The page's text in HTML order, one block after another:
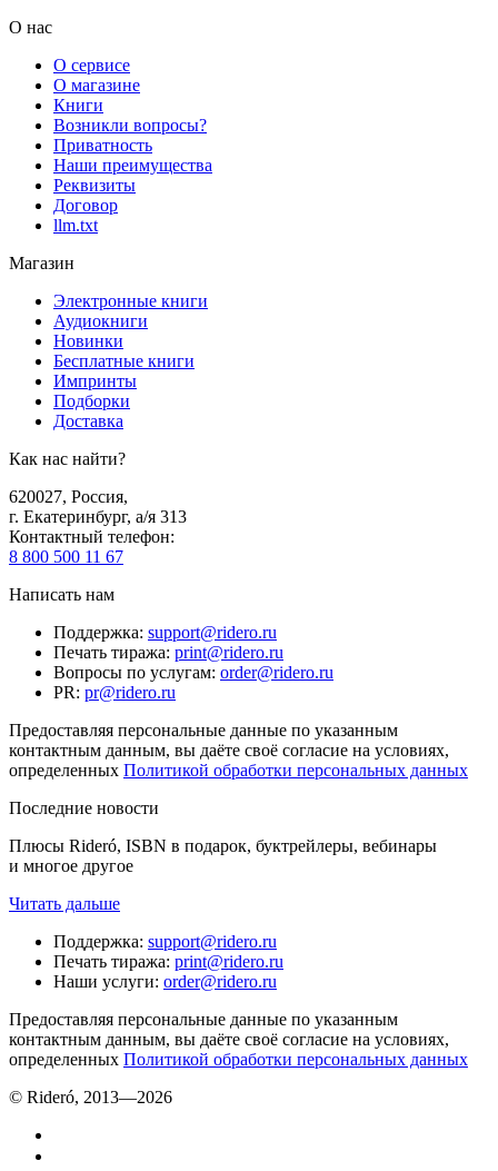
О нас
О сервисе
О магазине
Книги
Возникли вопросы?
Приватность
Наши преимущества
Реквизиты
Договор
llm.txt
Магазин
Электронные книги
Аудиокниги
Новинки
Бесплатные книги
Импринты
Подборки
Доставка
Как нас найти?
620027, Россия,
г. Екатеринбург, а/я 313
Контактный телефон:
8 800 500 11 67
Написать нам
Поддержка: support@ridero.ru
Печать тиража: print@ridero.ru
Вопросы по услугам: order@ridero.ru
PR: pr@ridero.ru
Предоставляя персональные данные по указанным
контактным данным, вы даёте своё согласие на условиях,
определенных Политикой обработки персональных данных
Последние новости
Плюсы Rideró, ISBN в подарок, буктрейлеры, вебинары
и многое другое
Читать дальше
Поддержка: support@ridero.ru
Печать тиража: print@ridero.ru
Наши услуги: order@ridero.ru
Предоставляя персональные данные по указанным
контактным данным, вы даёте своё согласие на условиях,
определенных Политикой обработки персональных данных
© Rideró, 2013—2026